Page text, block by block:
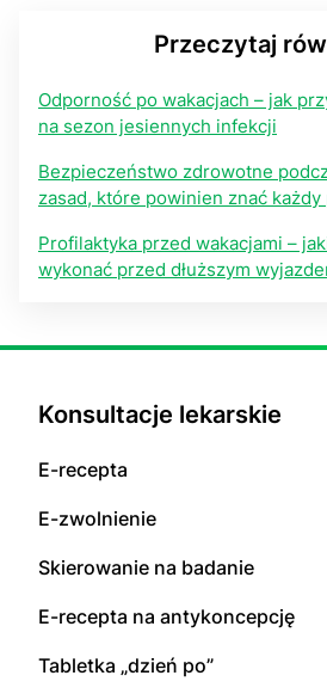
Przeczytaj
Odporność po wakacjach – jak
na sezon jesiennych infekcji
Bezpieczeństwo zdrowotne
zasad, które powinien znać
Profilaktyka przed wakacjami –
wykonać przed dłuższym
Konsultacje lekarskie
E-recepta
E-zwolnienie
Skierowanie na badanie
E-recepta na antykoncepcję
Tabletka „dzień po”